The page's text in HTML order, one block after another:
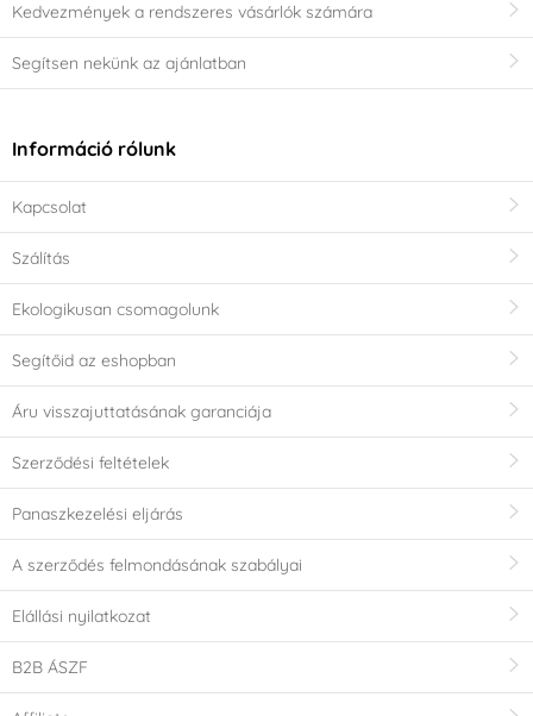
Kedvezmények a rendszeres vásárlók számára
Segítsen nekünk az ajánlatban
Információ rólunk
Kapcsolat
Szálítás
Ekologikusan csomagolunk
Segítőid az eshopban
Áru visszajuttatásának garanciája
Szerződési feltételek
Panaszkezelési eljárás
A szerződés felmondásának szabályai
Elállási nyilatkozat
B2B ÁSZF